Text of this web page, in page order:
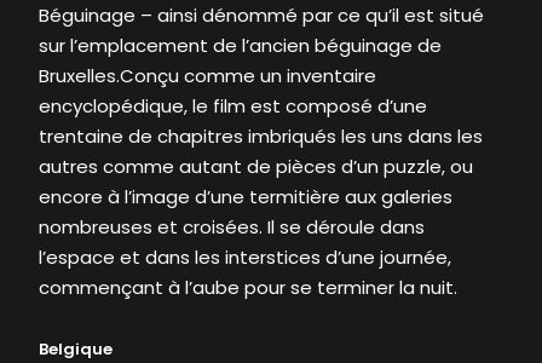
Béguinage – ainsi dénommé par ce qu’il est situé
sur l’emplacement de l’ancien béguinage de
Bruxelles.Conçu comme un inventaire
encyclopédique, le film est composé d’une
trentaine de chapitres imbriqués les uns dans les
autres comme autant de pièces d’un puzzle, ou
encore à l’image d’une termitière aux galeries
nombreuses et croisées. Il se déroule dans
l’espace et dans les interstices d’une journée,
commençant à l’aube pour se terminer la nuit.
Belgique